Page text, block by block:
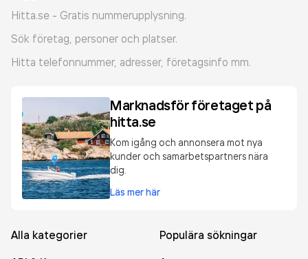
Hitta.se - Gratis nummerupplysning.
Sök företag, personer och platser.
Hitta telefonnummer, adresser, företagsinfo mm.
Marknadsför företaget på
hitta.se
Kom igång och annonsera mot nya
kunder och samarbetspartners nära
dig.
Läs mer här
Alla kategorier
Populära sökningar